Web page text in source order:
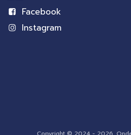
Facebook
Instagram